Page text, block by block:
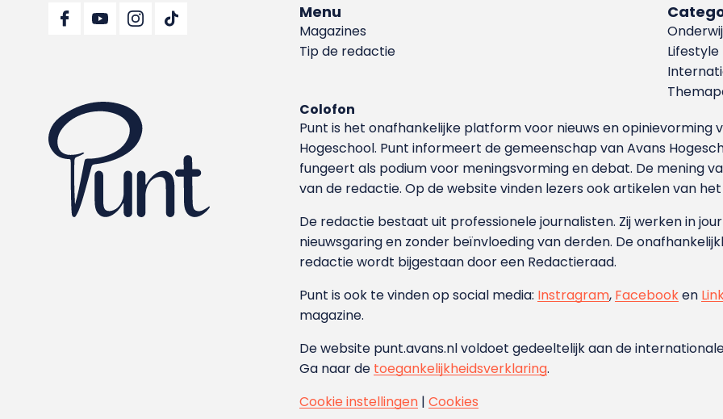
Menu
Magazines
Tip de redactie
Lifestyle
Colofon
Punt is het onafhankelijke platform voor nieuws en
Hoge­school. Punt informeert de gemeenschap van Avans
fungeert als podium voor meningsvorming en debat. De mening
van de redactie. Op de website vinden lezers ook artikelen van
De redactie bestaat uit professionele journalisten. Zij werken in
nieuwsgaring en zonder beïnvloeding van derden. De
redactie wordt bijgestaan door een Redactieraad.
Punt is ook te vinden op social media: Instragram, Facebooken
magazine.
De website punt.avans.nl voldoet gedeeltelijk aan de
Ga naar de toegankelijkheidsverklaring.
Cookie instellingen |Cookies